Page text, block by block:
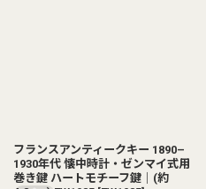
フランスアンティークキー 1890–
1930年代 懐中時計・ゼンマイ式用
巻き鍵 ハートモチーフ鍵｜(約